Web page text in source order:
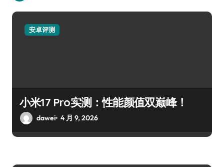
安卓评测
小米17 Pro实测：性能颜值双巅峰！
dawei 4 月 9, 2026